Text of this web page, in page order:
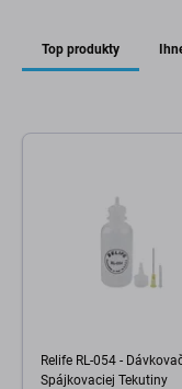
Top produkty
Relife RL-054 -
Spájkovaciej Tekutiny